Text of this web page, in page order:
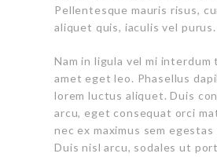
Pellentesque mauris risus,
aliquet quis, iaculis vel purus.
Nam in ligula vel mi
amet eget leo. Phasellus
lorem luctus aliquet. Duis
arcu, eget consequat orci
nec ex maximus sem egestas
Duis nisl arcu, sodales ut